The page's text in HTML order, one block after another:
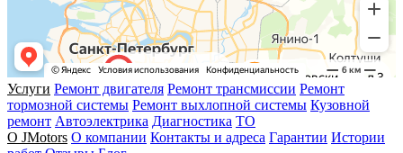
Услуги Ремонт двигателя Ремонт трансмиссии Ремонт
тормозной системы Ремонт выхлопной системы Кузовной
ремонт Автоэлектрика Диагностика ТО
О JMotors О компании Контакты и адреса Гарантии Истории